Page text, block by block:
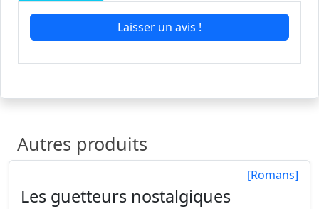
Laisser un avis !
Autres produits
[Romans]
Les guetteurs nostalgiques